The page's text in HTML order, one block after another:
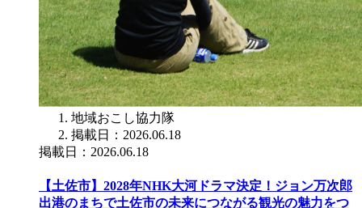
地域おこし協力隊
掲載日：2026.06.18
掲載日：2026.06.18
【土佐市】2028年NHK大河ドラマ決定！ジョン万次郎
出港のまちで土佐市の未来につながる観光の魅力をつ